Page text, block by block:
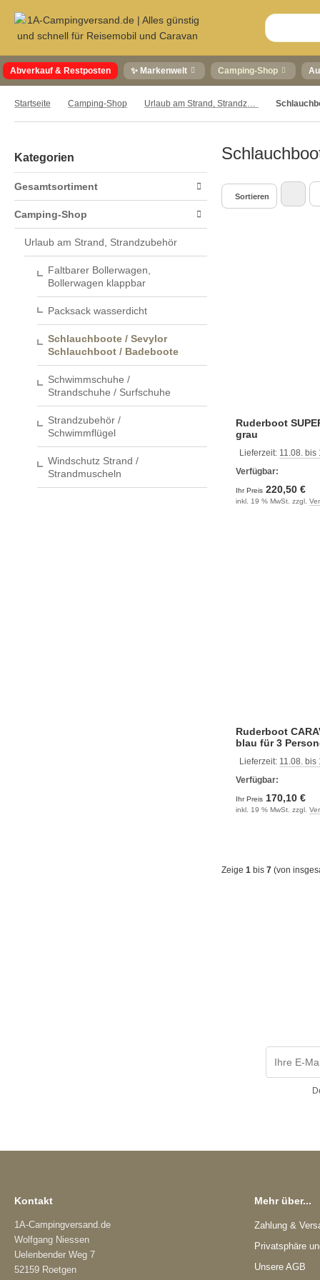
Abverkauf & Restposten ✨ Markenwelt Camping-Shop
Startseite Camping-Shop Urlaub am Strand, Strandzubehör
Kategorien
Gesamtsortiment
Camping-Shop
Urlaub am Strand, Strandzubehör
Faltbarer Bollerwagen,
Bollerwagen klappbar
Packsack wasserdicht
Schlauchboote / Sevylor
Schlauchboot / Badeboote
Schwimmschuhe /
Strandschuhe / Surfschuhe
Strandzubehör /
Schwimmflügel
Windschutz Strand /
Strandmuscheln
Sortieren
Ruderboot
grau
Lieferzeit: 11.08. bis
Verfügbar:
Ihr Preis 220,50 €
inkl. 19 % MwSt. zzgl.
Ruderboot
blau für 3
Lieferzeit: 11.08. bis
Verfügbar:
Ihr Preis 170,10 €
inkl. 19 % MwSt. zzgl.
Zeige 1 bis 7 (von
Kontakt
1A-Campingversand.de
Wolfgang Niessen
Uelenbender Weg 7
52159 Roetgen
Mehr über...
Zahlung &
Privatsphäre
Unsere AGB